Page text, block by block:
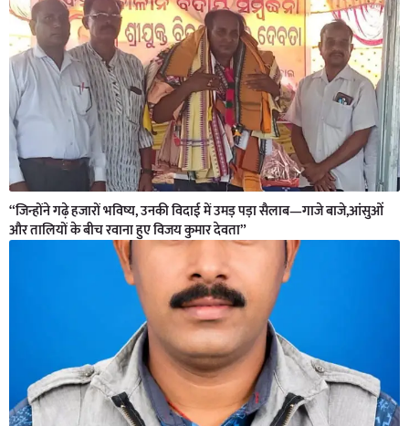
“जिन्होंने गढ़े हजारों भविष्य, उनकी विदाई में उमड़ पड़ा सैलाब—गाजे बाजे,आंसुओं
और तालियों के बीच रवाना हुए विजय कुमार देवता”